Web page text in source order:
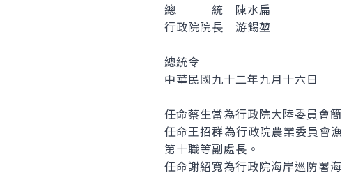
總 統 陳水扁
行政院院長 游錫堃
總統令
中華民國九十二年九月十六日
任命蔡生當為行政院大陸委員會
任命王招群為行政院農業委員會
第十職等副處長。
任命謝紹寬為行政院海岸巡防署